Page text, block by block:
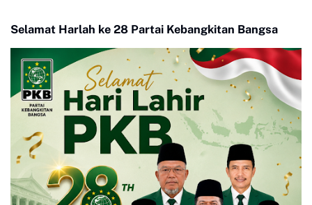
Selamat Harlah ke 28 Partai Kebangkitan Bangsa